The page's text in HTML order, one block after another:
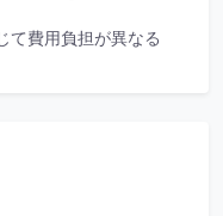
て費用負担が異なる